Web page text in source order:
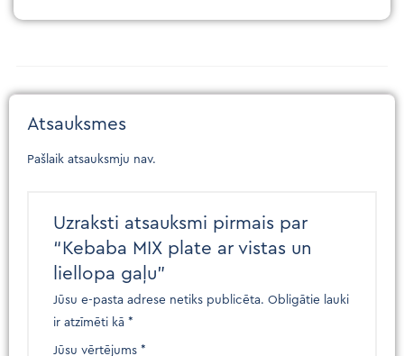
Atsauksmes
Pašlaik atsauksmju nav.
Uzraksti atsauksmi pirmais par
“Kebaba MIX plate ar vistas un
liellopa gaļu”
Jūsu e-pasta adrese netiks publicēta. Obligātie lauki
ir atzīmēti kā*
Jūsu vērtējums*